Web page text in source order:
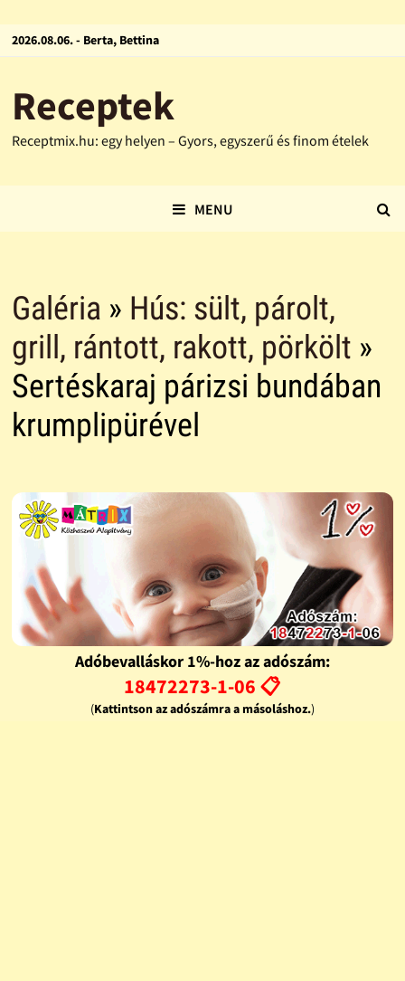
2026.08.06. - Berta, Bettina
Receptek
Receptmix.hu: egy helyen – Gyors, egyszerű és finom ételek
MENU
Galéria » Hús: sült, párolt,
grill, rántott, rakott, pörkölt »
Sertéskaraj párizsi bundában
krumplipürével
Adóbevalláskor 1%-hoz az adószám:
18472273-1-06 📋
(Kattintson az adószámra a másoláshoz.)